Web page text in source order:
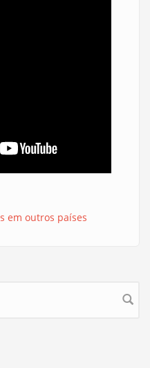
em outros países